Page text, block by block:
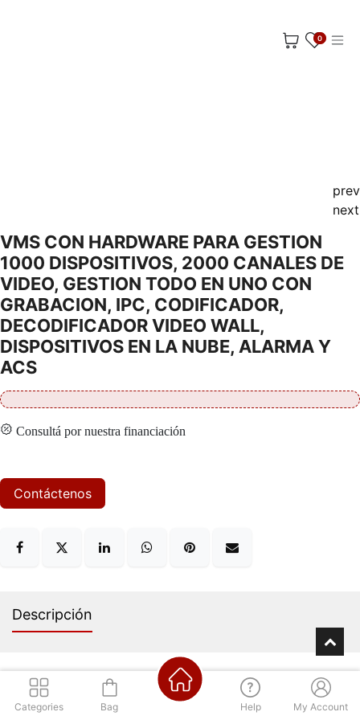
0
prev
next
VMS CON HARDWARE PARA GESTION
1000 DISPOSITIVOS, 2000 CANALES DE
VIDEO, GESTION TODO EN UNO CON
GRABACION, IPC, CODIFICADOR,
DECODIFICADOR VIDEO WALL,
DISPOSITIVOS EN LA NUBE, ALARMA Y
ACS
Consultá por nuestra financiación
Contáctenos
Descripción
Categories Bag Help My Account